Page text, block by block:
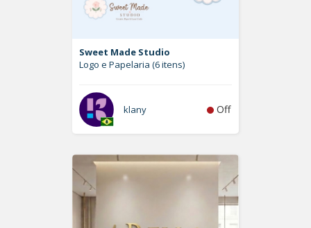
Sweet Made Studio
Logo e Papelaria (6 itens)
klany Off